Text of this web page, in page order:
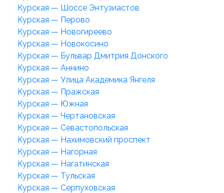
Курская — Шоссе Энтузиастов
Курская — Перово
Курская — Новогиреево
Курская — Новокосино
Курская — Бульвар Дмитрия Донского
Курская — Аннино
Курская — Улица Академика Янгеля
Курская — Пражская
Курская — Южная
Курская — Чертановская
Курская — Севастопольская
Курская — Нахимовский проспект
Курская — Нагорная
Курская — Нагатинская
Курская — Тульская
Курская — Серпуховская